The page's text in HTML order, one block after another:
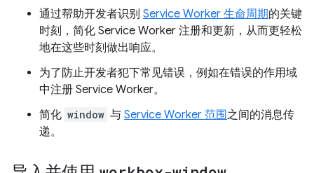
通过帮助开发者识别 Service Worker 生命周期的关键
时刻，简化 Service Worker 注册和更新，从而更轻松
地在这些时刻做出响应。
为了防止开发者犯下常见错误，例如在错误的作用域
中注册 Service Worker。
简化 window 与 Service Worker 范围之间的消息传
递。